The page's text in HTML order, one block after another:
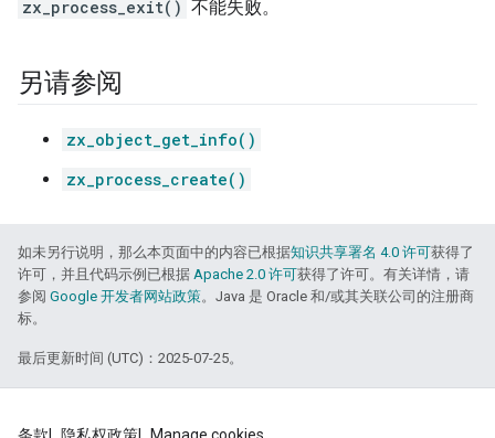
zx_process_exit() 不能失败。
另请参阅
zx_object_get_info()
zx_process_create()
如未另行说明，那么本页面中的内容已根据知识共享署名 4.0 许可获得了
许可，并且代码示例已根据 Apache 2.0 许可获得了许可。有关详情，请
参阅 Google 开发者网站政策。Java 是 Oracle 和/或其关联公司的注册商
标。
最后更新时间 (UTC)：2025-07-25。